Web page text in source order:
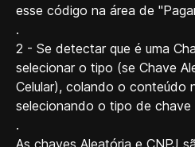
esse código na área de
.
2 - Se detectar que é uma
selecionar o tipo (se Chave
Celular), colando o conteúdo
selecionando o tipo de
.
As chaves Aleatória e CNPJ